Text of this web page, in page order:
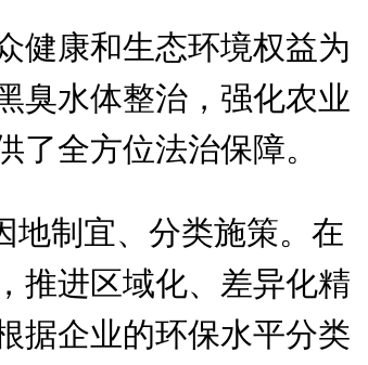
健康和生态环境权益为
臭水体整治，强化农业
全方位法治保障。
地制宜、分类施策。在
推进区域化、差异化精
据企业的环保水平分类